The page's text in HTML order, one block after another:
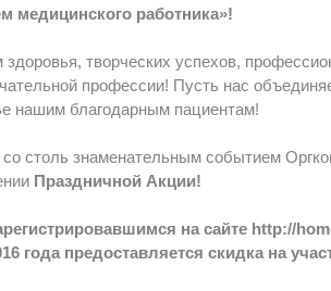
медицинского работника»!
творческих успехов,
профессии! Пусть нас
нашим благодарным пациентам!
со столь знаменательным событием
Праздничной Акции!
на сайте http://
года предоставляется скидка на